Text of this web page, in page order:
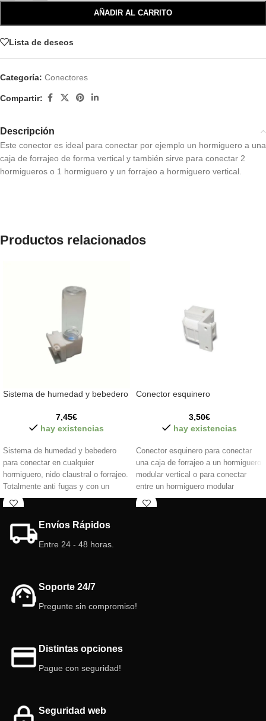
AÑADIR AL CARRITO
Lista de deseos
Categoría: Conectores
Compartir:
Descripción
Este conector es ideal para conectar por ejemplo un hormiguero a una
caja de forrajeo de forma vertical y también sirve para conectar 2
hormigueros o 1 hormiguero y un forrajeo a hormiguero vertical.
Productos relacionados
Sistema de humedad y bebedero
7,45€
hay existencias
Sistema de humedad y bebedero
para conectar en cualquier
hormiguero, nido claustral o forrajeo.
Totalmente anti fugas y con un
Conector esquinero
3,50€
hay existencias
Conector esquinero para conectar
una caja de forrajeo a un hormiguero
modular vertical o para conectar
entre un hormiguero modular
Envíos Rápidos
Entre 24 - 48 horas.
Soporte 24/7
Pregunte sin compromiso!
Distintas opciones
Pague con seguridad!
Seguridad web